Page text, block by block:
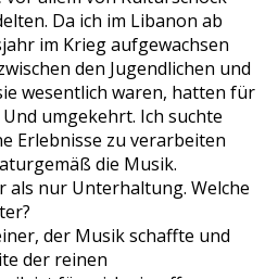
Da ich im Libanon ab
im Krieg aufgewachsen
den Jugendlichen und
wesentlich waren, hatten für
umgekehrt. Ich suchte
Erlebnisse zu verarbeiten
die Musik.
als nur Unterhaltung. Welche
der Musik schaffte und
der reinen